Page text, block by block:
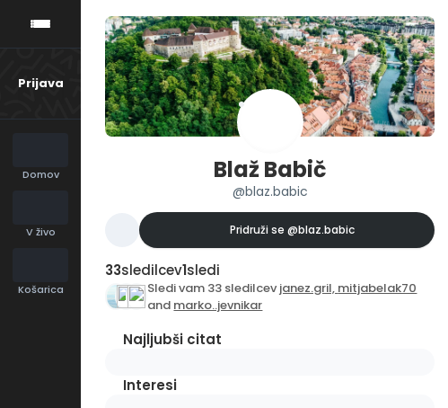
Prijava
Domov
V živo
Košarica
Blaž Babič
@blaz.babic
Pridruži se @blaz.babic
33sledilcev1sledi
Sledi vam 33 sledilcevjanez.gril, mitjabelak70
and marko..jevnikar
Najljubši citat
Interesi